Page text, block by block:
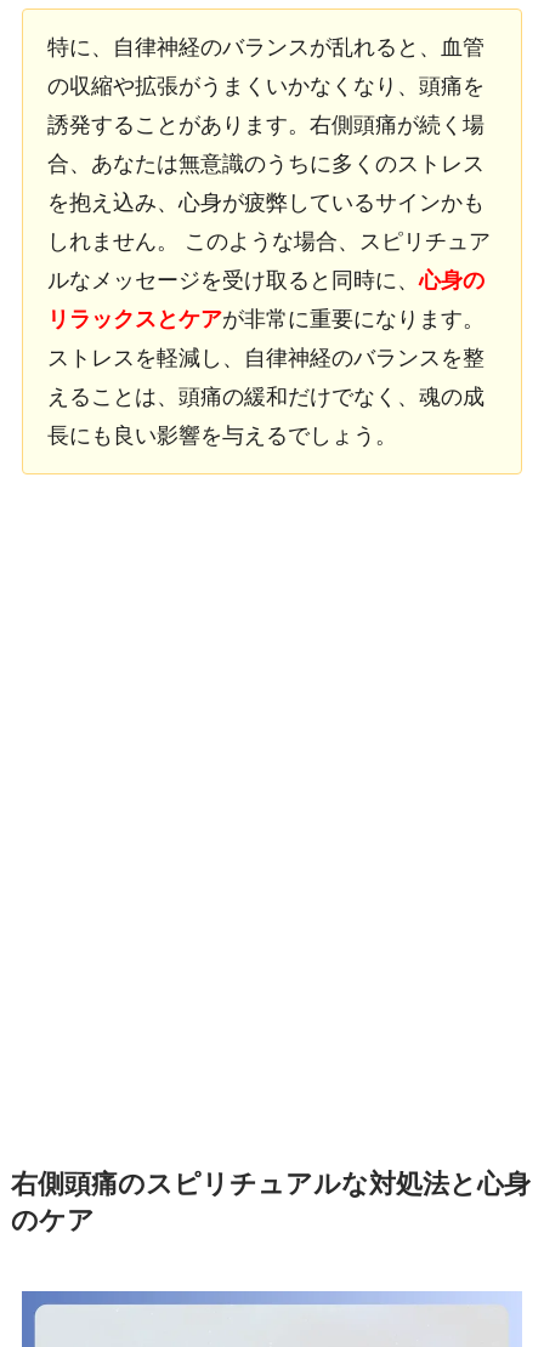
特に、自律神経のバランスが乱れると、血管
の収縮や拡張がうまくいかなくなり、頭痛を
誘発することがあります。右側頭痛が続く場
合、あなたは無意識のうちに多くのストレス
を抱え込み、心身が疲弊しているサインかも
しれません。 このような場合、スピリチュア
ルなメッセージを受け取ると同時に、心身の
リラックスとケアが非常に重要になります。
ストレスを軽減し、自律神経のバランスを整
えることは、頭痛の緩和だけでなく、魂の成
長にも良い影響を与えるでしょう。
右側頭痛のスピリチュアルな対処法と心身
のケア